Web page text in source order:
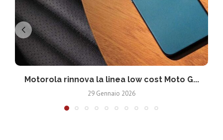
Motorola rinnova la linea low cost Moto G...
29 Gennaio 2026